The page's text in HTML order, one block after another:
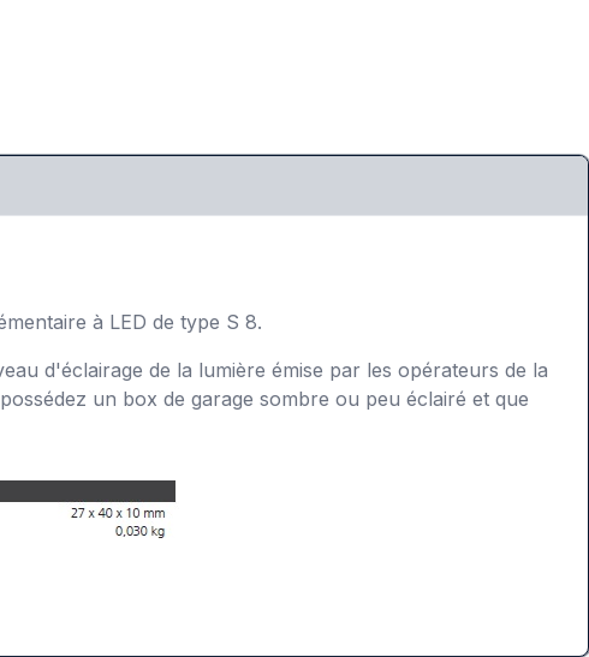
à LED de type S 8.
d'éclairage de la lumière émise par les opérateurs de la
un box de garage sombre ou peu éclairé et que